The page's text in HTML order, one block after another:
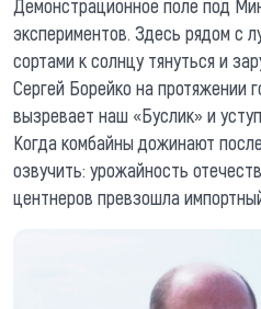
Демонстрационное поле под
экспериментов. Здесь рядом с
сортами к солнцу тянуться и
Сергей Борейко на протяжении
вызревает наш «Буслик» и
Когда комбайны дожинают
озвучить: урожайность
центнеров превзошла